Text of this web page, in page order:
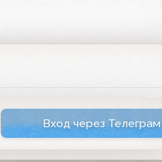
Вход через Телеграм